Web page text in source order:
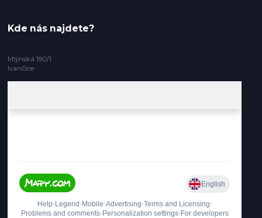
Kde nás najdete?
Mlýnská 190/1
Ivančice